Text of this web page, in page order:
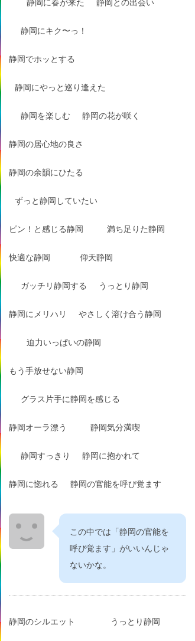
静岡に春が来た 静岡との出会い
静岡にキク〜っ！
静岡でホッとする
静岡にやっと巡り逢えた
静岡を楽しむ 静岡の花が咲く
静岡の居心地の良さ
静岡の余韻にひたる
ずっと静岡していたい
ピン！と感じる静岡 満ち足りた静岡
快適な静岡 仰天静岡
ガッチリ静岡する うっとり静岡
静岡にメリハリ やさしく溶け合う静岡
迫力いっぱいの静岡
もう手放せない静岡
グラス片手に静岡を感じる
静岡オーラ漂う 静岡気分満喫
静岡すっきり 静岡に抱かれて
静岡に惚れる 静岡の官能を呼び覚ます
この中では「静岡の官能を
呼び覚ます」がいいんじゃ
ないかな。
静岡のシルエット うっとり静岡